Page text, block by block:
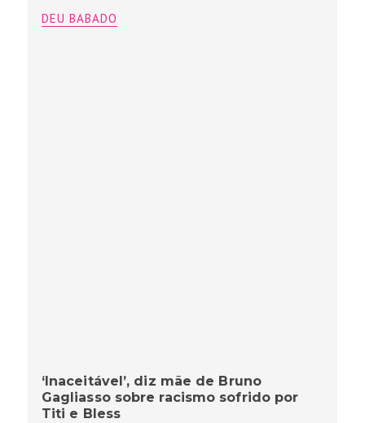
DEU BABADO
‘Inaceitável’, diz mãe de Bruno
Gagliasso sobre racismo sofrido por
Titi e Bless